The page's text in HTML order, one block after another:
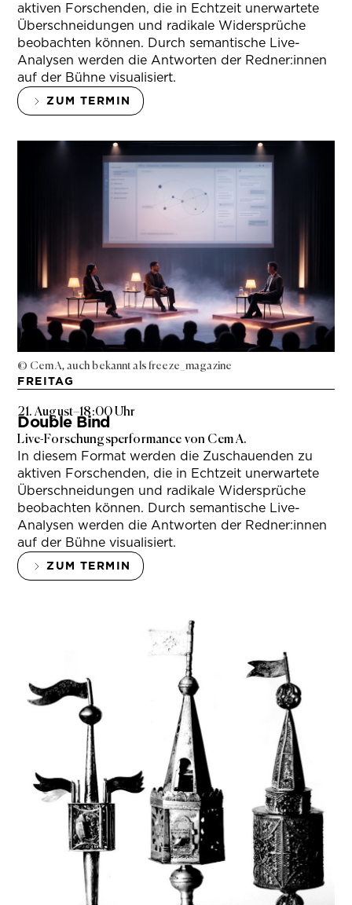
aktiven Forschenden, die in Echtzeit unerwartete
Überschneidungen und radikale Widersprüche
beobachten können. Durch semantische Live-
Analysen werden die Antworten der Redner:innen
auf der Bühne visualisiert.
ZUM TERMIN
© Cem A, auch bekannt als freeze_magazine
FREITAG
21. August–18:00 Uhr
Double Bind
Live-Forschungsperformance von Cem A.
In diesem Format werden die Zuschauenden zu
aktiven Forschenden, die in Echtzeit unerwartete
Überschneidungen und radikale Widersprüche
beobachten können. Durch semantische Live-
Analysen werden die Antworten der Redner:innen
auf der Bühne visualisiert.
ZUM TERMIN